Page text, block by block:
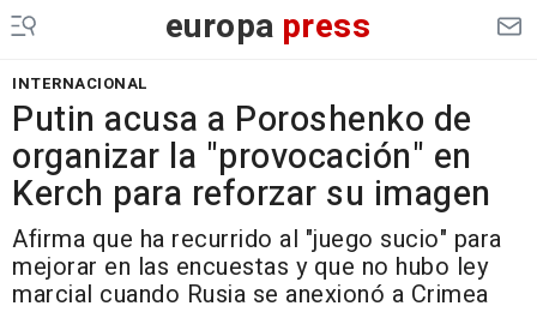
europa press
INTERNACIONAL
Putin acusa a Poroshenko de
organizar la "provocación" en
Kerch para reforzar su imagen
Afirma que ha recurrido al "juego sucio" para
mejorar en las encuestas y que no hubo ley
marcial cuando Rusia se anexionó a Crimea